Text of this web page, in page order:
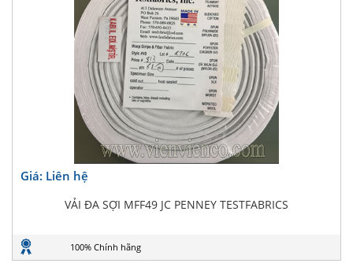
Giá: Liên hệ
VẢI ĐA SỢI MFF49 JC PENNEY TESTFABRICS
100% Chính hãng